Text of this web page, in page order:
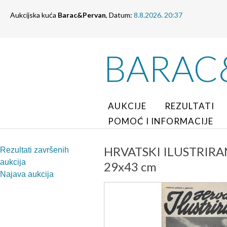
Aukcijska kuća Barac&Pervan, Datum: 8.8.2026. 20:37
AUKCIJE
REZULTATI
POMOĆ I INFORMACIJE
Rezultati završenih
aukcija
Najava aukcija
HRVATSKI
29x43 cm